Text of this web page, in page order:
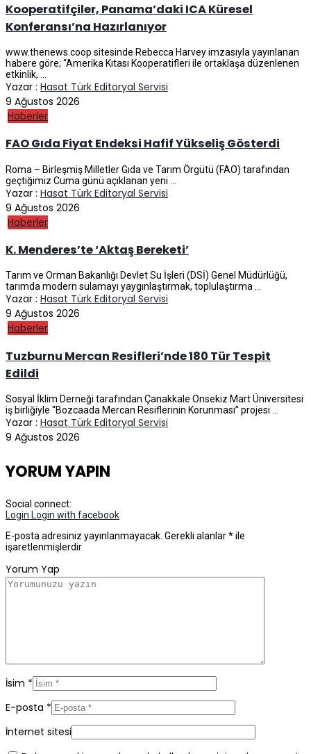
Kooperatifçiler, Panama’daki ICA Küresel
Konferansı’na Hazırlanıyor
www.thenews.coop sitesinde Rebecca Harvey imzasıyla yayınlanan
habere göre; “Amerika Kıtası Kooperatifleri ile ortaklaşa düzenlenen
etkinlik, ...
Yazar : Hasat Türk Editoryal Servisi
9 Ağustos 2026
Haberler
FAO Gıda Fiyat Endeksi Hafif Yükseliş Gösterdi
Roma – Birleşmiş Milletler Gıda ve Tarım Örgütü (FAO) tarafından
geçtiğimiz Cuma günü açıklanan yeni ...
Yazar : Hasat Türk Editoryal Servisi
9 Ağustos 2026
Haberler
K. Menderes’te ‘Aktaş Bereketi’
Tarım ve Orman Bakanlığı Devlet Su İşleri (DSİ) Genel Müdürlüğü,
tarımda modern sulamayı yaygınlaştırmak, toplulaştırma ...
Yazar : Hasat Türk Editoryal Servisi
9 Ağustos 2026
Haberler
Tuzburnu Mercan Resifleri’nde 180 Tür Tespit
Edildi
Sosyal İklim Derneği tarafından Çanakkale Onsekiz Mart Üniversitesi
iş birliğiyle “Bozcaada Mercan Resiflerinin Korunması” projesi ...
Yazar : Hasat Türk Editoryal Servisi
9 Ağustos 2026
YORUM YAPIN
Social connect:
Login Login with facebook
E-posta adresiniz yayınlanmayacak. Gerekli alanlar*ile
işaretlenmişlerdir
Yorum Yap
İsim *
E-posta *
İnternet sitesi